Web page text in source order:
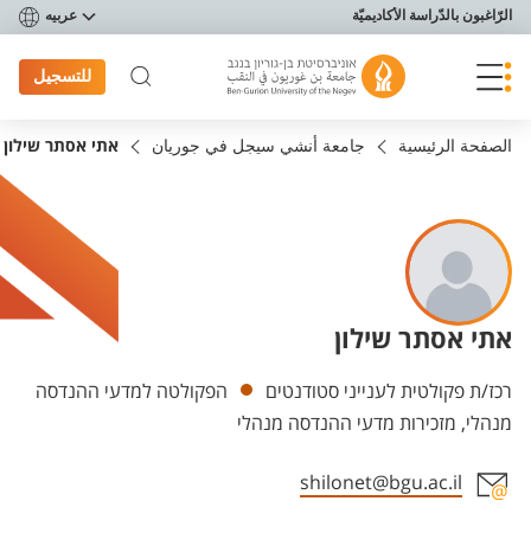
תפריט נגישות
الرّاغبون بالدّراسة الأكاديميّة عربيه
للتسجيل
الصفحة الرئيسية جامعة أنشي سيجل في جوريان אתי אסתר שילון
אתי אסתר שילון
Departments
רכז/ת פקולטית לענייני סטודנטים
הפקולטה למדעי ההנדסה
מנהלי, מזכירות מדעי ההנדסה מנהלי
shilonet@bgu.ac.il